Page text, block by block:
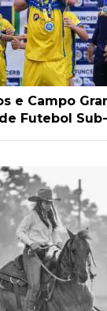
e Campo
Futebol Sub-